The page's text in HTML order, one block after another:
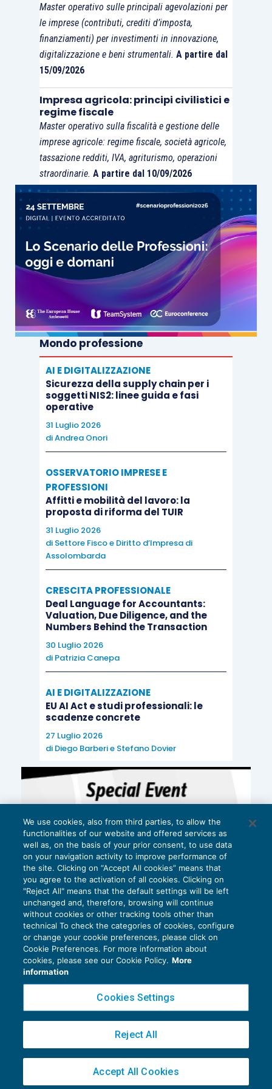
separatelecarte di lavorodellarevisione
quelle relative all’attività disindaco, “slegando” le
evidenze documentali relative alla funzione della
vigilanzada quelle inerenti larevisione legale
Master operativo sulle principali agevolazioni per
le imprese (contributi, crediti d’imposta,
finanziamenti) per investimenti in innovazione,
digitalizzazione e beni strumentali. A partire dal
15/09/2026
Impresa agricola: principi civilistici e
regime fiscale
Master operativo sulla fiscalità e gestione delle
imprese agricole: regime fiscale, società agricole,
tassazione redditi, IVA, agriturismo, operazioni
straordinarie. A partire dal 10/09/2026
Mondo professione
AI E DIGITALIZZAZIONE
Sicurezza della supply chain per i
soggetti NIS2: linee guida e fasi
operative
31 Luglio 2026
diAndrea Onori
OSSERVATORIO IMPRESE E
PROFESSIONI
Affitti e mobilità del lavoro: la
proposta di riforma del TUIR
31 Luglio 2026
di Settore Fisco e Diritto d’Impresa di
Assolombarda
CRESCITA PROFESSIONALE
Deal Language for Accountants:
Valuation, Due Diligence, and the
Numbers Behind the Transaction
30 Luglio 2026
di Patrizia Canepa
AI E DIGITALIZZAZIONE
EU AI Act e studi professionali: le
scadenze concrete
27 Luglio 2026
di Diego Barberie Stefano Dovier
Privacy Policy
Cookie Policy
Copyright 2016 ©Gruppo Euroconference S.p.A.v2.32.3
Piazza Luigi Einaudi, 10N01 - 20124 Milano - info@ecnews.it
02776120236
We use cookies, also from third parties, to allow the
functionalities of our website and offered services as
well as, on the basis of your prior consent, to use data
on your navigation activity to improve performance of
the site. Clicking on “Accept All cookies” means that
you agree to the activation of all cookies. Clicking on
"Reject All" means that the default settings will be left
unchanged and, therefore, browsing will continue
without cookies or other tracking tools other than
technical To check the categories of cookies, configure
or change your cookie preferences, please click on
Cookie Preferences. For more information about
cookies, please see our Cookie Policy. More
information
Cookies Settings
Reject All
Accept All Cookies